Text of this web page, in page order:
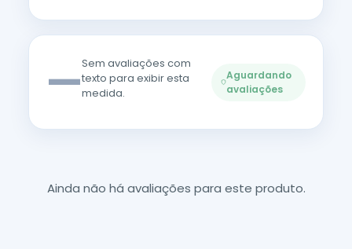
—Sem avaliações com
texto para exibir esta
medida.
Aguardando
avaliações
Ainda não há avaliações para este produto.